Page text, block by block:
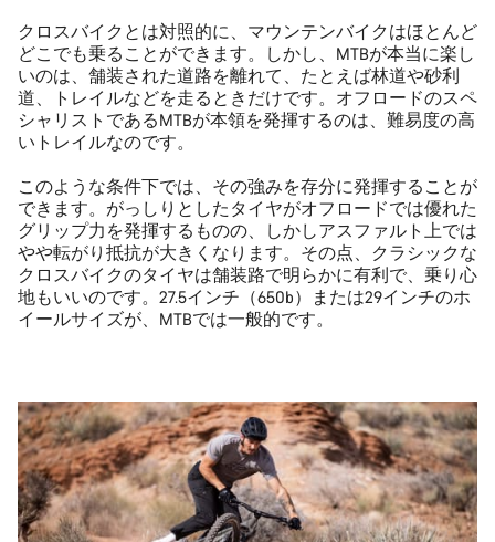
クロスバイクとは対照的に、マウンテンバイクはほとんど
どこでも乗ることができます。しかし、MTBが本当に楽し
いのは、舗装された道路を離れて、たとえば林道や砂利
道、トレイルなどを走るときだけです。オフロードのスペ
シャリストであるMTBが本領を発揮するのは、難易度の高
いトレイルなのです。
このような条件下では、その強みを存分に発揮することが
できます。がっしりとしたタイヤがオフロードでは優れた
グリップ力を発揮するものの、しかしアスファルト上では
やや転がり抵抗が大きくなります。その点、クラシックな
クロスバイクのタイヤは舗装路で明らかに有利で、乗り心
地もいいのです。27.5インチ（650b）または29インチのホ
イールサイズが、MTBでは一般的です。